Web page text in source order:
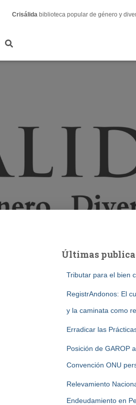
Crisálida biblioteca popular de género y
Últimas
Tributar para el bien
RegistrAndonos: El
y la caminata como
Erradicar las
Posición de GAROP
Convención ONU
Relevamiento
Endeudamiento en